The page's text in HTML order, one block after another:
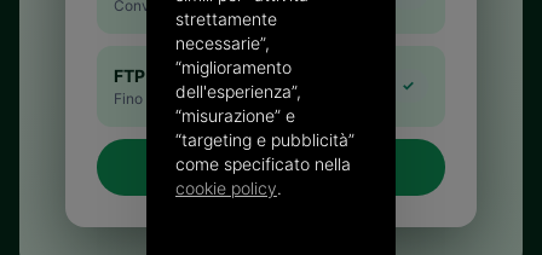
Conversione e firma
FTP ← Stati
Fino alla conservazione
✓
Il flusso ibrido consigliato
strettamente
necessarie”,
“miglioramento
dell'esperienza”,
“misurazione” e
“targeting e pubblicità”
come specificato nella
cookie policy.